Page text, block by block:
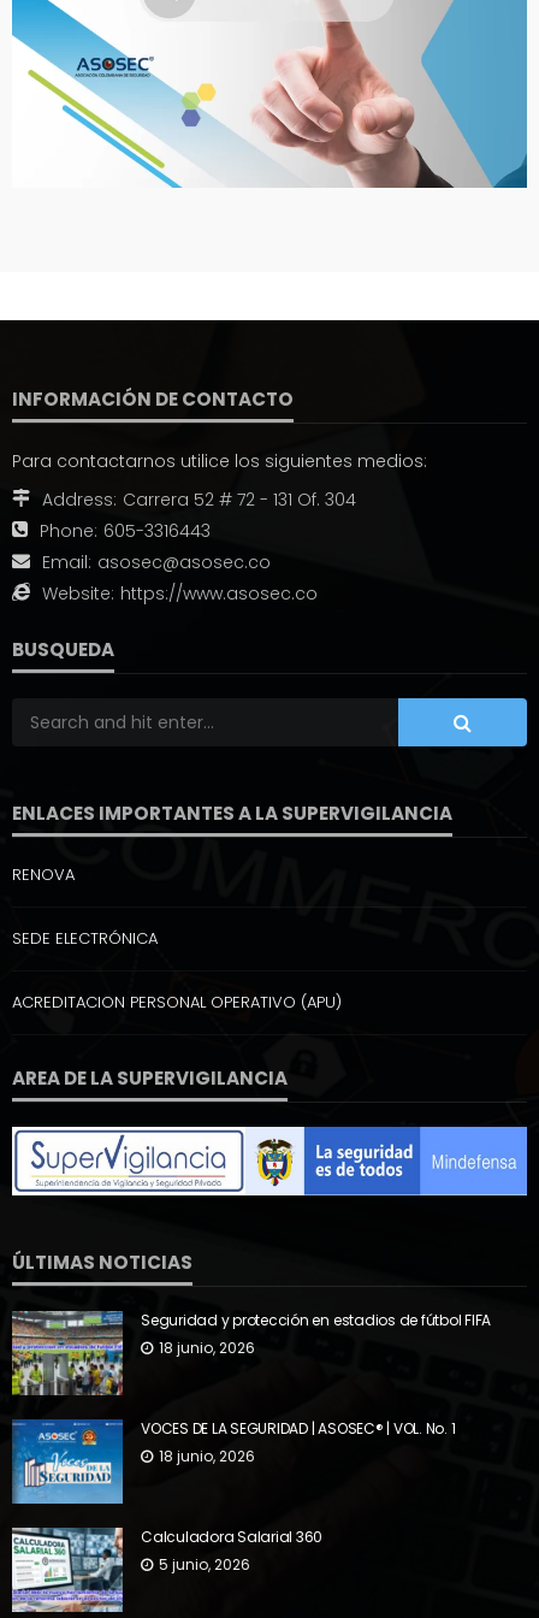
INFORMACIÓN DE CONTACTO
Para contactarnos utilice los siguientes medios:
Address: Carrera 52 # 72 - 131 Of. 304
Phone: 605-3316443
Email: asosec@asosec.co
Website: https://www.asosec.co
BUSQUEDA
ENLACES IMPORTANTES A LA SUPERVIGILANCIA
RENOVA
SEDE ELECTRÓNICA
ACREDITACION PERSONAL OPERATIVO (APU)
AREA DE LA SUPERVIGILANCIA
ÚLTIMAS NOTICIAS
Seguridad y protección en estadios de fútbol FIFA
18 junio, 2026
VOCES DE LA SEGURIDAD | ASOSEC® | VOL. No. 1
18 junio, 2026
Calculadora Salarial 360
5 junio, 2026